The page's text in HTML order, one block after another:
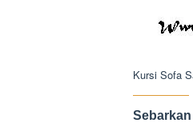
Kursi Sofa